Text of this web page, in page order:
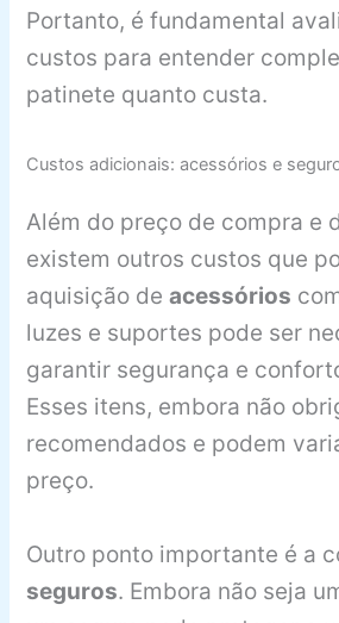
Portanto, é fundamental
custos para entender
patinete quanto custa.
Custos adicionais: acessórios e
Além do preço de compra e
existem outros custos que
aquisição deacessórios
luzes e suportes pode ser
garantir segurança e
Esses itens, embora não
recomendados e podem
preço.
Outro ponto importante é a
seguros. Embora não seja